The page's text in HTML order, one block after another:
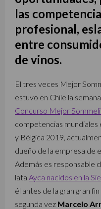
las
profesional,
entre
de vinos.
El tres veces Mejor
estuvo en Chile la
Concurso Mejor
competencias
y Bélgica 2019,
dueño de la empresa de
Además es responsable
lata Ayca nacidos en la
él antes de la gran gran
segunda vez Marcelo